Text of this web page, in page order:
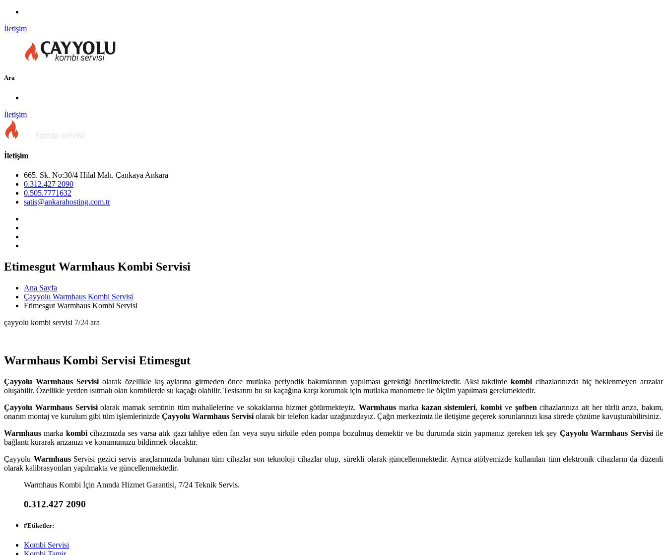
İletişim
Ara
İletişim
İletişim
665. Sk. No:30/4 Hilal Mah. Çankaya Ankara
0.312.427 2090
0.505.7771632
satis@ankarahosting.com.tr
Etimesgut Warmhaus Kombi Servisi
Ana Sayfa
Çayyolu Warmhaus Kombi Servisi
Etimesgut Warmhaus Kombi Servisi
çayyolu kombi servisi 7/24 ara
Warmhaus Kombi Servisi Etimesgut
Çayyolu Warmhaus Servisi olarak özellikle kış aylarına girmeden önce mutlaka periyodik bakımlarının yapılması gerektiği önerilmektedir. Aksi takdirdekombi cihazlarınızda hiç beklenmeyen arızalar
oluşabilir. Özellikle yerden ısıtmalı olan kombilerde su kaçağı olabilir. Tesisatını bu su kaçağına karşı korumak için mutlaka manometre ile ölçüm yapılması gerekmektedir.
Çayyolu Warmhaus Servisiolarak mamak semtinin tüm mahallelerine ve sokaklarına hizmet götürmekteyiz. Warmhaus marka kazan sistemleri, kombi ve şofben cihazlarınıza ait her türlü arıza, bakım,
onarım montaj ve kurulum gibi tüm işlemlerinizde Çayyolu Warmhaus Servisi olarak bir telefon kadar uzağınızdayız. Çağrı merkezimiz ile iletişime geçerek sorunlarınızı kısa sürede çözüme kavuşturabilirsiniz.
Warmhaus marka kombicihazınızda ses varsa atık gazı tahliye eden fan veya suyu sirküle eden pompa bozulmuş demektir ve bu durumda sizin yapmanız gereken tek şey Çayyolu Warmhaus Servisiile
bağlantı kurarak arızanızı ve konumunuzu bildirmek olacaktır.
Çayyolu Warmhaus Servisi gezici servis araçlarımızda bulunan tüm cihazlar son teknoloji cihazlar olup, sürekli olarak güncellenmektedir. Ayrıca atölyemizde kullanılan tüm elektronik cihazların da düzenli
olarak kalibrasyonları yapılmakta ve güncellenmektedir.
Warmhaus Kombi İçin Anında Hizmet Garantisi, 7/24 Teknik Servis.
0.312.427 2090
#Etiketler:
Kombi Servisi